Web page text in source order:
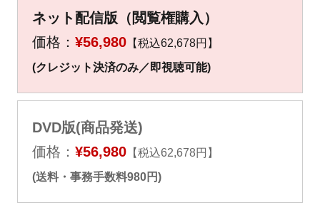
ネット配信版（閲覧権購入）
価格： ¥56,980【税込62,678円】
(クレジット決済のみ／即視聴可能)
DVD版(商品発送)
価格： ¥56,980【税込62,678円】
(送料・事務手数料980円)